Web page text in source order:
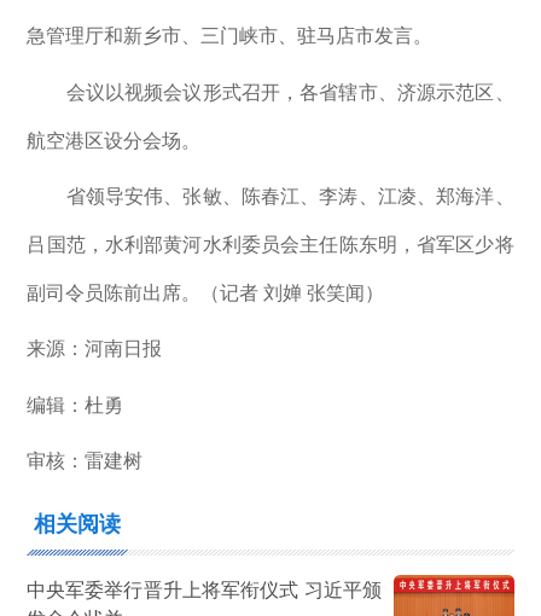
急管理厅和新乡市、三门峡市、驻马店市发言。
会议以视频会议形式召开，各省辖市、济源示范区、
航空港区设分会场。
省领导安伟、张敏、陈春江、李涛、江凌、郑海洋、
吕国范，水利部黄河水利委员会主任陈东明，省军区少将
副司令员陈前出席。（记者 刘婵 张笑闻）
来源：河南日报
编辑：杜勇
审核：雷建树
相关阅读
中央军委举行晋升上将军衔仪式 习近平颁